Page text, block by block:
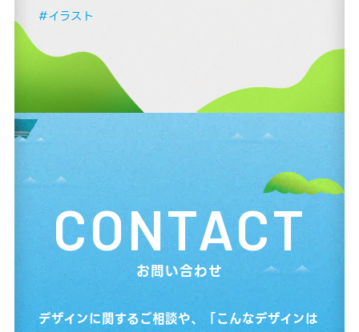
#イラスト
CONTACT
お問い合わせ
デザインに関するご相談や、「こんなデザインは